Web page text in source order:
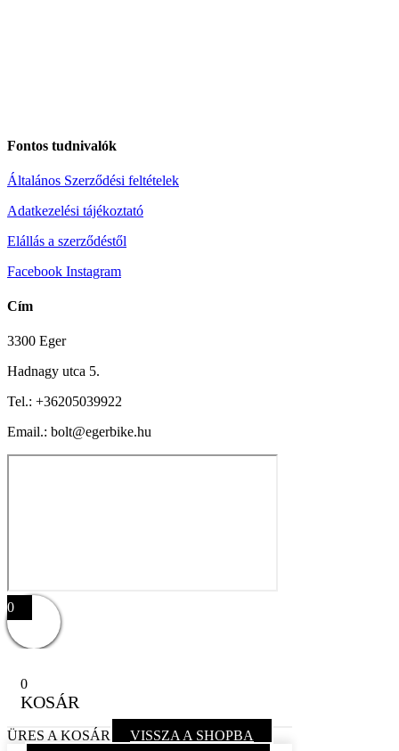
Fontos tudnivalók
Általános Szerződési feltételek
Adatkezelési tájékoztató
Elállás a szerződéstől
Facebook Instagram
Cím
3300 Eger
Hadnagy utca 5.
Tel.: +36205039922
Email.: bolt@egerbike.hu
0
0
KOSÁR
ÜRES A KOSÁR VISSZA A SHOPBA